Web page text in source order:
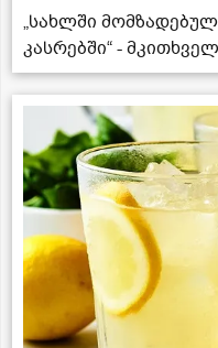
„სახლში
კასრებში“ -